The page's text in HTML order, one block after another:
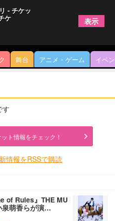
舞台 アニメ・ゲーム イベ
す
ト情報をチェック！
情報をRSSで購読
of Rules』THE MU
萌香らが演…
- チケッ
ケ 表示